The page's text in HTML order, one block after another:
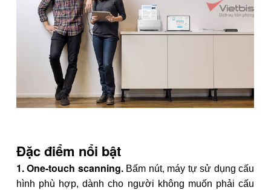
Đặc điểm nổi bật
1. One-touch scanning.Bấm nút, máy tự sử dụng cấu
hình phù hợp, dành cho người không muốn phải cấu